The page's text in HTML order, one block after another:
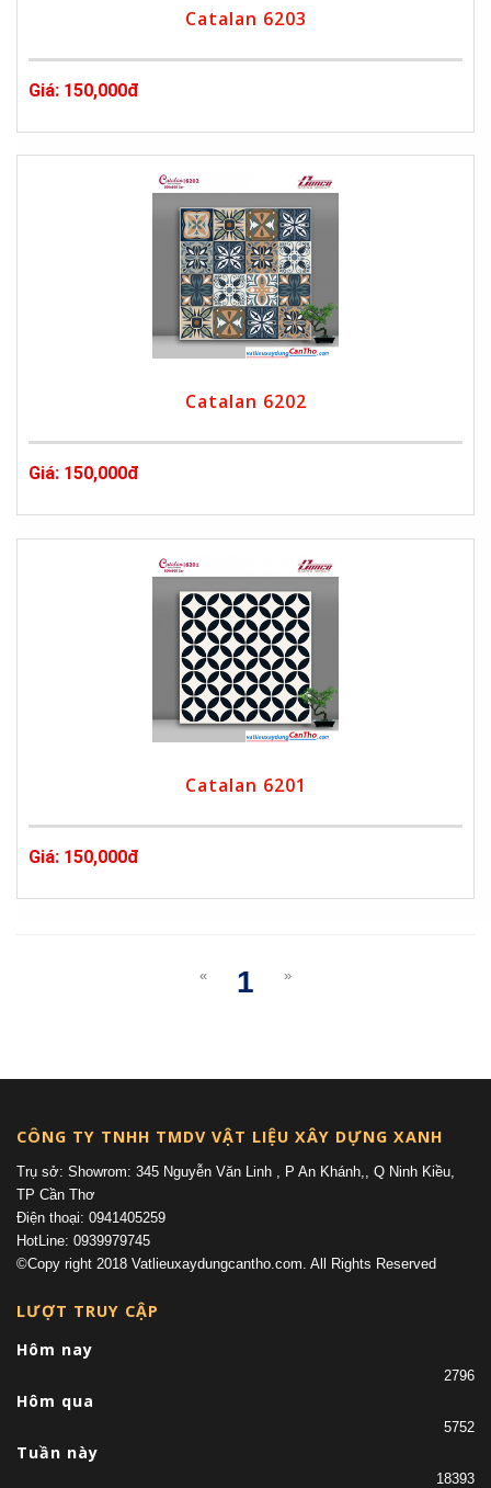
Catalan 6203
Giá: 150,000đ
Catalan 6202
Giá: 150,000đ
Catalan 6201
Giá: 150,000đ
«
1
»
CÔNG TY TNHH TMDV VẬT LIỆU XÂY DỰNG XANH
Trụ sở: Showrom: 345 Nguyễn Văn Linh , P An Khánh,, Q Ninh Kiều,
TP Cần Thơ
Điện thoại: 0941405259
HotLine: 0939979745
©Copy right 2018 Vatlieuxaydungcantho.com. All Rights Reserved
LƯỢT TRUY CẬP
Hôm nay
2796
Hôm qua
5752
Tuần này
18393